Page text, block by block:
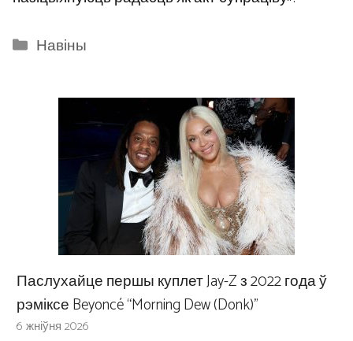
Categories
Навіны
Паслухайце першы куплет Jay-Z з 2022 года ў
рэміксе Beyoncé “Morning Dew (Donk)”
6 жніўня 2026